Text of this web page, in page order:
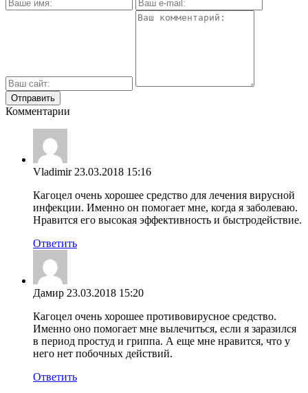
Комментарии
Vladimir 23.03.2018 15:16
Кагоцел очень хорошее средство для лечения вирусной
инфекции. Именно он помогает мне, когда я заболеваю.
Нравится его высокая эффективность и быстродействие.
Ответить
Дамир 23.03.2018 15:20
Кагоцел очень хорошее противовирусное средство.
Именно оно помогает мне вылечиться, если я заразился
в период простуд и гриппа. А еще мне нравится, что у
него нет побочных действий.
Ответить